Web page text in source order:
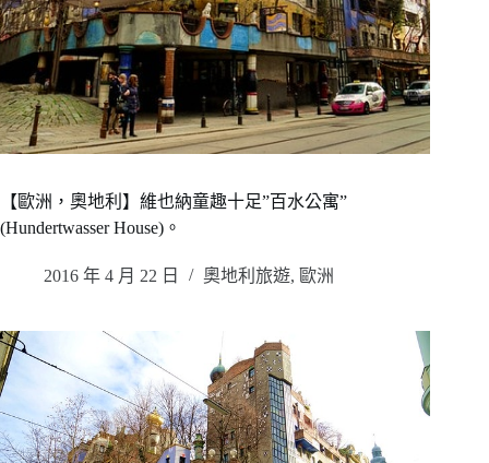
【歐洲，奧地利】維也納童趣十足”百水公寓”
(Hundertwasser House)。
2016 年 4 月 22 日 奧地利旅遊, 歐洲